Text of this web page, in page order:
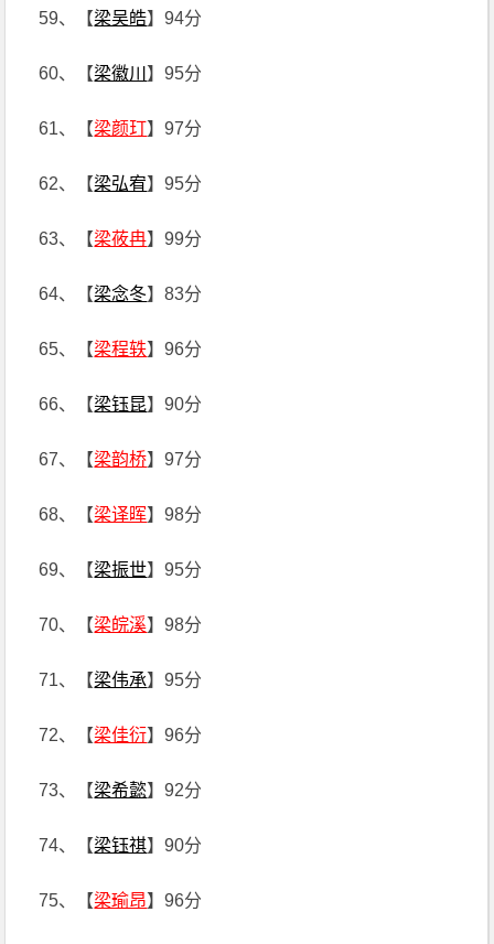
59、【梁吴皓】94分
60、【梁徽川 】95分
61、【梁颜玎】97分
62、【梁弘宥】95分
63、【梁莜冉】99分
64、【梁念冬】83分
65、【梁程轶】96分
66、【梁钰昆】90分
67、【梁韵桥】97分
68、【梁译晖】98分
69、【梁振世】95分
70、【梁皖溪】98分
71、【梁伟承】95分
72、【梁佳衍】96分
73、【梁希懿】92分
74、【梁钰祺】90分
75、【梁瑜昂】96分